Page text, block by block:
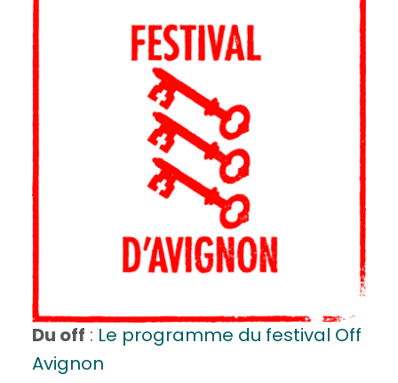
Du off : Le programme du festival Off
Avignon